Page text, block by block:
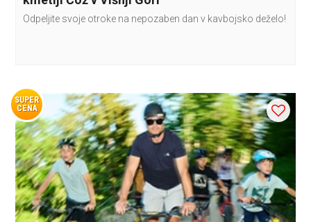
Odpeljite svoje otroke na nepozaben dan v kavbojsko deželo!
SUPER
CENA